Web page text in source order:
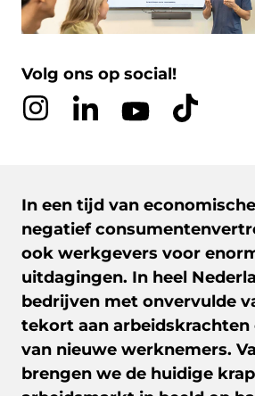
Volg ons op social!
In een tijd van
negatief
ook werkgevers voor
uitdagingen. In heel
bedrijven met onvervulde
tekort aan arbeidskrachten
van nieuwe werknemers.
brengen we de huidige